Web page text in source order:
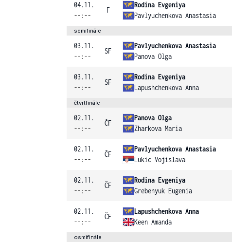
04.11.
--:--
F
Rodina Evgeniya
Pavlyuchenkova Anastasia
semifinále
03.11.
--:--
SF
Pavlyuchenkova Anastasia
Panova Olga
03.11.
--:--
SF
Rodina Evgeniya
Lapushchenkova Anna
čtvrtfinále
02.11.
--:--
ČF
Panova Olga
Zharkova Maria
02.11.
--:--
ČF
Pavlyuchenkova Anastasia
Lukic Vojislava
02.11.
--:--
ČF
Rodina Evgeniya
Grebenyuk Eugenia
02.11.
--:--
ČF
Lapushchenkova Anna
Keen Amanda
osmifinále